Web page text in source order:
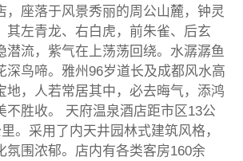
，座落于风景秀丽的周公山麓，钟灵
其左青龙、右白虎，前朱雀、后玄
潜流，紫气在上荡荡回绕。水潺潺鱼
深鸟啼。雅州96岁道长及成都风水高
地，人若常居其中，必去晦气，添鸿
不胜收。 天府温泉酒店距市区13公
。采用了内天井园林式建筑风格，
氛围浓郁。店内有各类客房160余